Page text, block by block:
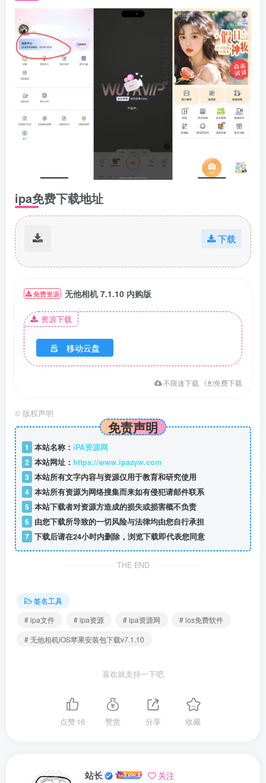
ipa免费下载地址
下载
免费资源 无他相机 7.1.10 内购版
资源下载
移动云盘
不限速下载 免费下载
© 版权声明
免责声明
1 本站名称： iPA资源网
2 本站网址： https://www.ipazyw.com
3 本站所有文字内容与资源仅用于教育和研究使用
4 本站所有资源为网络搜集而来如有侵犯请邮件联系
5 本站下载者对资源方造成的损失或损害概不负责
6 由您下载所导致的一切风险与法律均由您自行承担
7 下载后请在24小时内删除，浏览下载即代表您同意
THE END
签名工具
# ipa文件
# ipa资源 # ipa资源网
# ios免费软件
# 无他相机iOS苹果安装包下载v7.1.10
喜欢就支持一下吧
点赞16 赞赏 分享 收藏
站长 关注